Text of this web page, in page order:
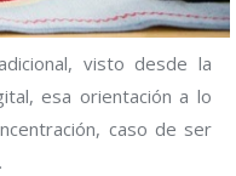
visto desde la
esa orientación a lo
caso de ser